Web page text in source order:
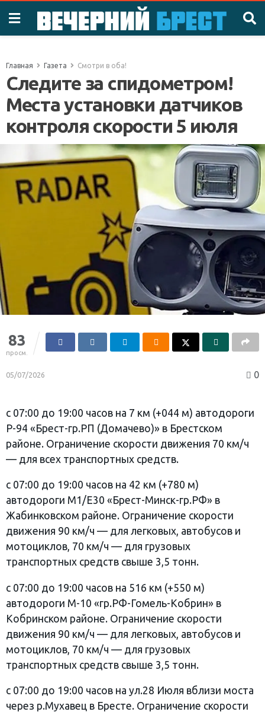
Главная Газета Смотри в оба!
Следите за спидометром!
Места установки датчиков
контроля скорости 5 июля
83
просм.
05/07/2026 0
с 07:00 до 19:00 часов на 7 км (+044 м) автодороги
Р-94 «Брест-гр.РП (Домачево)» в Брестском
районе. Ограничение скорости движения 70 км/ч
— для всех транспортных средств.
с 07:00 до 19:00 часов на 42 км (+780 м)
автодороги М1/Е30 «Брест-Минск-гр.РФ» в
Жабинковском районе. Ограничение скорости
движения 90 км/ч — для легковых, автобусов и
мотоциклов, 70 км/ч — для грузовых
транспортных средств свыше 3,5 тонн.
с 07:00 до 19:00 часов на 516 км (+550 м)
автодороги М-10 «гр.РФ-Гомель-Кобрин» в
Кобринском районе. Ограничение скорости
движения 90 км/ч — для легковых, автобусов и
мотоциклов, 70 км/ч — для грузовых
транспортных средств свыше 3,5 тонн.
с 07:00 до 19:00 часов на ул.28 Июля вблизи моста
через р.Мухавец в Бресте. Ограничение скорости